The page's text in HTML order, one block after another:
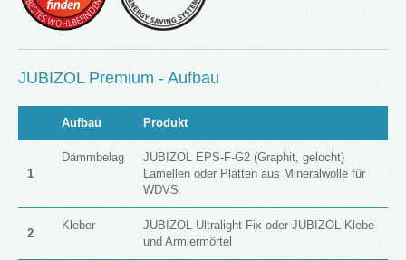
JUBIZOL Premium - Aufbau
Aufbau Produkt
1
Dämmbelag
JUBIZOL EPS-F-G2 (Graphit, gelocht)
Lamellen oder Platten aus Mineralwolle für
WDVS
2
Kleber
JUBIZOL Ultralight Fix oder JUBIZOL Klebe-
und Armiermörtel